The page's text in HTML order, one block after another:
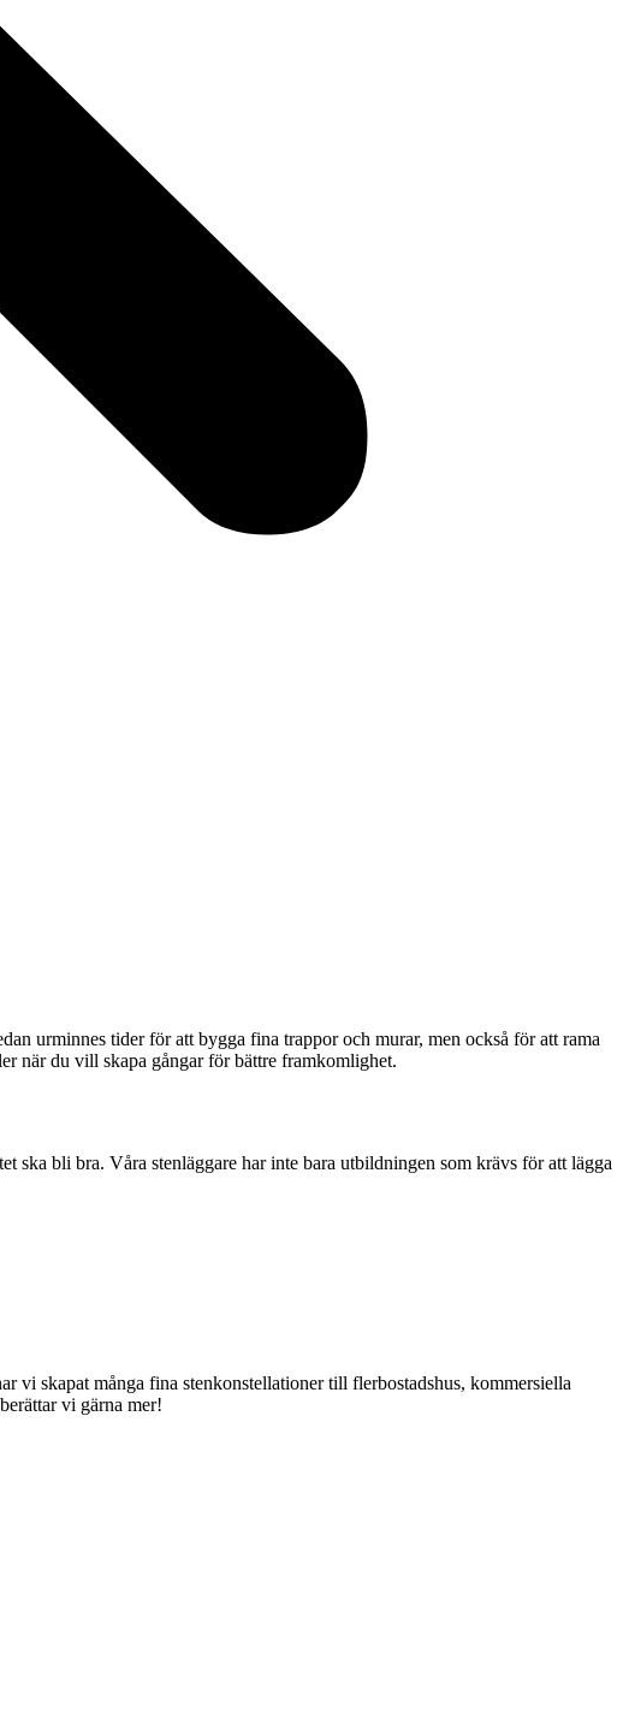
urminnes tider för att bygga fina trappor och murar, men också för att rama
när du vill skapa gångar för bättre framkomlighet.
ska bli bra. Våra stenläggare har inte bara utbildningen som krävs för att lägga
vi skapat många fina stenkonstellationer till flerbostadshus, kommersiella
vi gärna mer!